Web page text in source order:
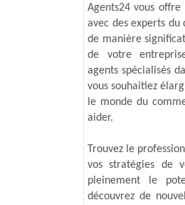
Agents24 vous
avec des experts
de manière
de votre
agents spécialisés
vous souhaitiez
le monde du
aider.
Trouvez le
vos stratégies de
pleinement le
découvrez de